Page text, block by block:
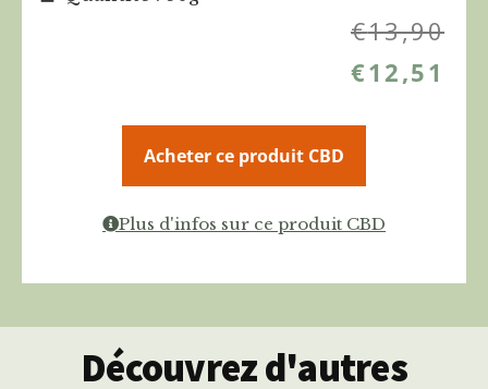
€13,90
€12,51
Acheter ce produit CBD
Plus d'infos sur ce produit CBD
Découvrez d'autres